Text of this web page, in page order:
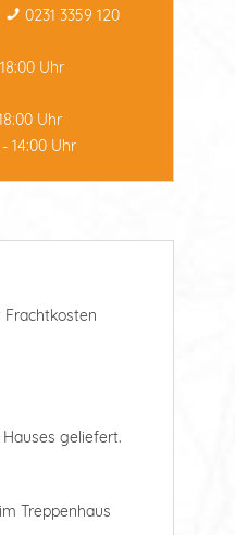
0231 3359 120
Uhr
Uhr
14:00 Uhr
geliefert.
Treppenhaus